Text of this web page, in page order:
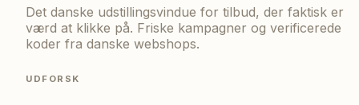
Det danske udstillingsvindue for tilbud, der faktisk er
værd at klikke på. Friske kampagner og verificerede
koder fra danske webshops.
UDFORSK